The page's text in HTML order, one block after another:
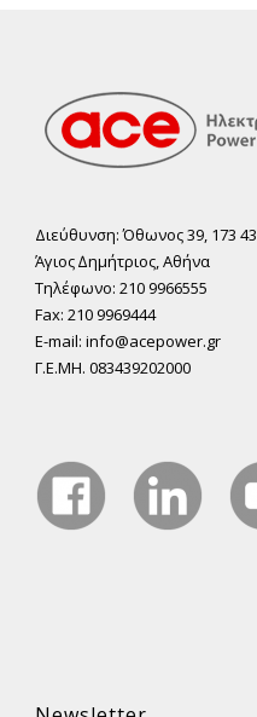
Διεύθυνση: Όθωνος 39, 173 43
Άγιος ∆ηµήτριος, Αθήνα
Τηλέφωνο: 210 9966555
Fax: 210 9969444
E-mail: info@acepower.gr
Γ.Ε.ΜΗ. 083439202000